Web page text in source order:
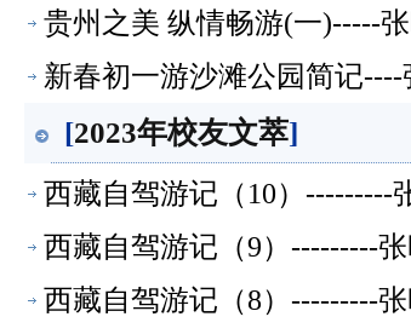
贵州之美 纵情畅游(一)-----
新春初一游沙滩公园简记----
[2023年校友文萃]
西藏自驾游记（10）---------
西藏自驾游记（9）---------
西藏自驾游记（8）---------